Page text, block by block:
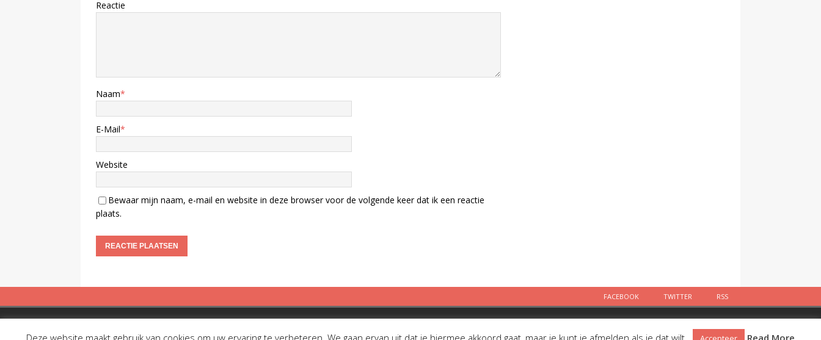
Reactie
Naam*
E-Mail*
Website
Bewaar mijn naam, e-mail en website in deze browser voor de volgende keer dat ik een reactie
plaats.
FACEBOOK TWITTER RSS
Twitter RSS
Deze website maakt gebruik van cookies om uw ervaring te verbeteren. We gaan ervan uit dat je hiermee akkoord gaat, maar je kunt je afmelden als je dat wilt. Read More